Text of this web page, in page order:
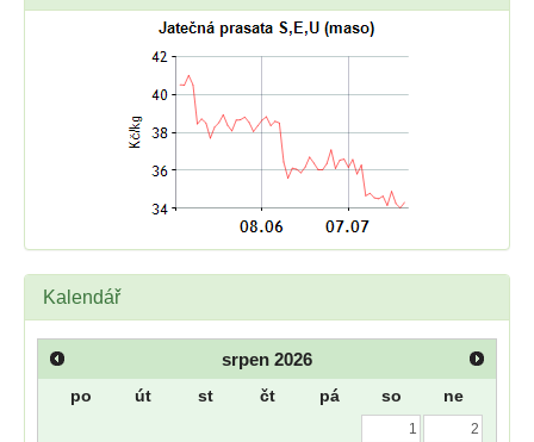
Kalendář
srpen 2026
po út st čt pá so ne
1
2